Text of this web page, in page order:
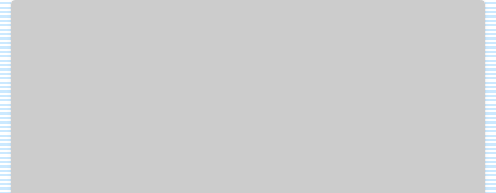
Pioneer
djm-
a9
dj-
mixer,
pioneer
cdj-